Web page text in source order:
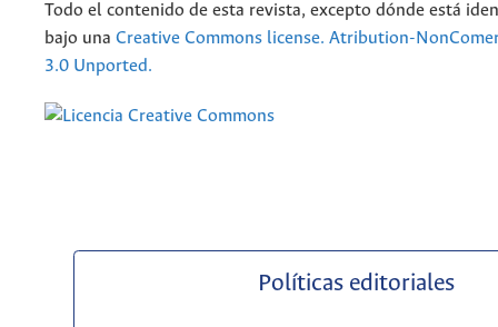
Todo el contenido de esta revista, excepto dónde está
bajo una Creative Commons license. Atribution-
3.0 Unported.
Políticas editoriales